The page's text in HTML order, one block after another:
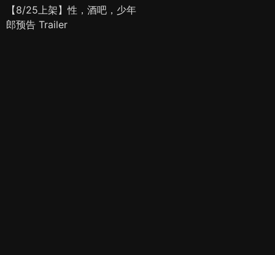
【8/25上架】性，酒吧，少年
郎预告 Trailer